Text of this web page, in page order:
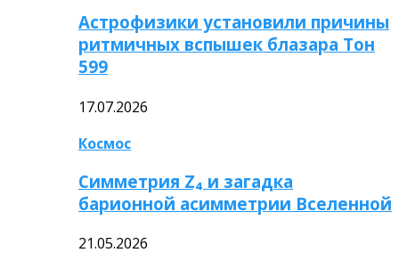
Астрофизики установили причины
ритмичных вспышек блазара Тон
599
17.07.2026
Космос
Симметрия Z₄ и загадка
барионной асимметрии Вселенной
21.05.2026